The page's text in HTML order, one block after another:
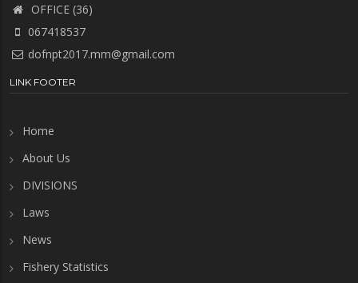
OFFICE (36)
067418537
dofnpt2017.mm@gmail.com
LINK FOOTER
Home
About Us
DIVISIONS
Laws
News
Fishery Statistics